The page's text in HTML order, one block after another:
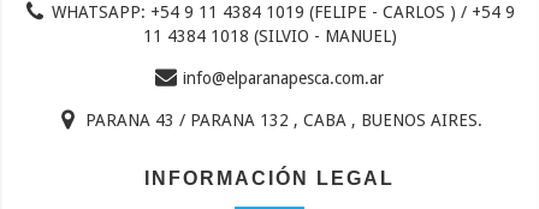
WHATSAPP: +54 9 11 4384 1019 (FELIPE - CARLOS ) / +54 9
11 4384 1018 (SILVIO - MANUEL)
info@elparanapesca.com.ar
PARANA 43 / PARANA 132 , CABA , BUENOS AIRES.
INFORMACIÓN LEGAL